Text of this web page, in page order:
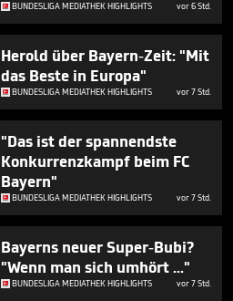
BUNDESLIGA MEDIATHEK HIGHLIGHTS vor 6 Std.
Herold über Bayern-Zeit: "Mit
das Beste in Europa"
BUNDESLIGA MEDIATHEK HIGHLIGHTS vor 7 Std.
"Das ist der spannendste
Konkurrenzkampf beim FC
Bayern"
BUNDESLIGA MEDIATHEK HIGHLIGHTS vor 7 Std.
Bayerns neuer Super-Bubi?
"Wenn man sich umhört ..."
BUNDESLIGA MEDIATHEK HIGHLIGHTS vor 7 Std.